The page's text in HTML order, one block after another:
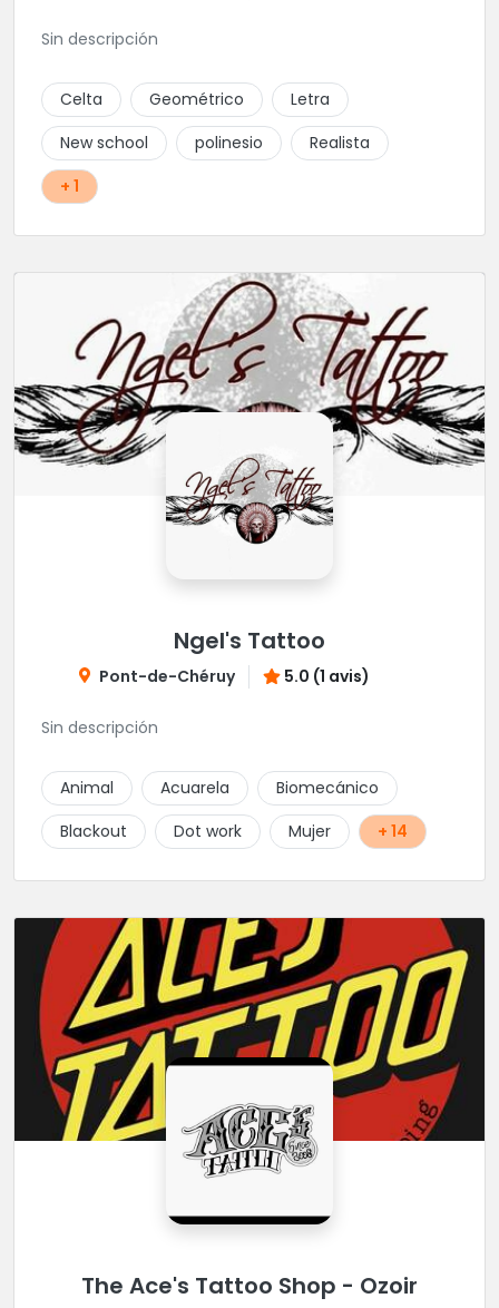
Sin descripción
Celta Geométrico
Letra
New school
polinesio
Realista
+ 1
Ngel's Tattoo
Pont-de-Chéruy 5.0 (1 avis)
Sin descripción
Animal Acuarela
Biomecánico
Blackout
Dot work Mujer + 14
The Ace's Tattoo Shop - Ozoir